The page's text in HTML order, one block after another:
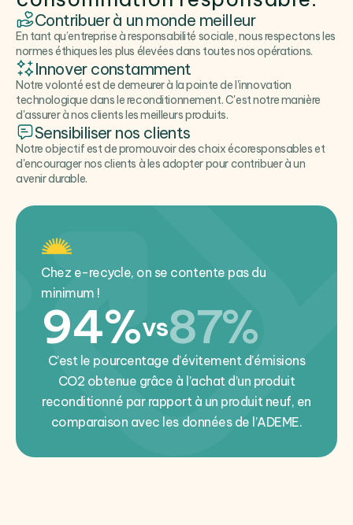
Contribuer à un monde meilleur
En tant qu’entreprise à responsabilité sociale, nous respectons les
normes éthiques les plus élevées dans toutes nos opérations.
Innover constamment
Notre volonté est de demeurer à la pointe de l'innovation
technologique dans le reconditionnement. C'est notre manière
d'assurer à nos clients les meilleurs produits.
Sensibiliser nos clients
Notre objectif est de promouvoir des choix écoresponsables et
d'encourager nos clients à les adopter pour contribuer à un
avenir durable.
Chez e-recycle, on se contente pas du
minimum !
94%vs87%
C’est le pourcentage d’évitement d’émisions
CO2 obtenue grâce à l’achat d’un produit
reconditionné par rapport à un produit neuf, en
comparaison avec les données de l’ADEME.